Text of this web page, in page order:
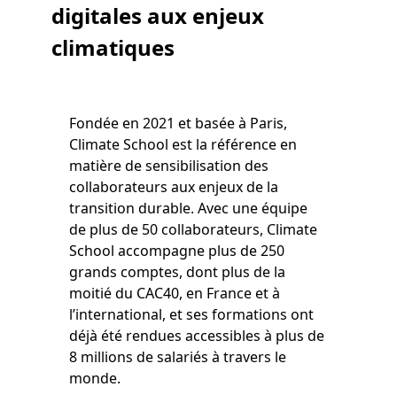
digitales aux enjeux
climatiques
Fondée en 2021 et basée à Paris,
Climate School est la référence en
matière de sensibilisation des
collaborateurs aux enjeux de la
transition durable. Avec une équipe
de plus de 50 collaborateurs, Climate
School accompagne plus de 250
grands comptes, dont plus de la
moitié du CAC40, en France et à
l’international, et ses formations ont
déjà été rendues accessibles à plus de
8 millions de salariés à travers le
monde.